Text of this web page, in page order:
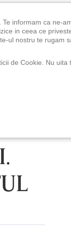
informam ca ne-
in ceea ce
ul nostru te rugam
de Cookie. Nu uita